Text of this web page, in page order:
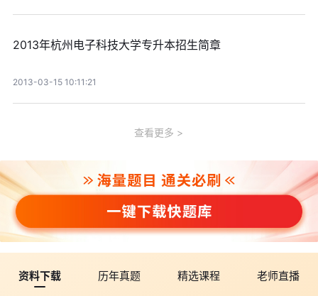
2013年杭州电子科技大学专升本招生简章
2013-03-15 10:11:21
查看更多
资料下载 历年真题 精选课程 老师直播